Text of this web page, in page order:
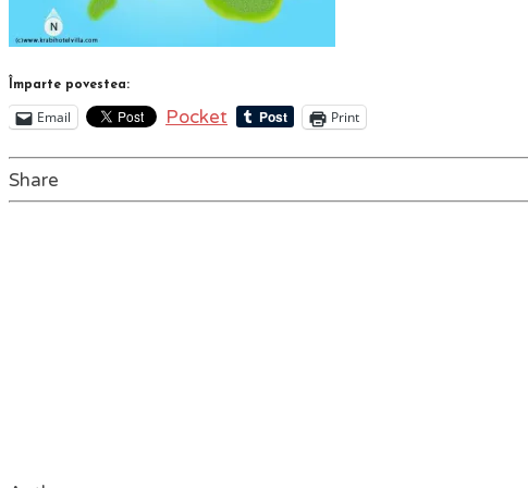
Împarte povestea:
Email Pocket Print
Share